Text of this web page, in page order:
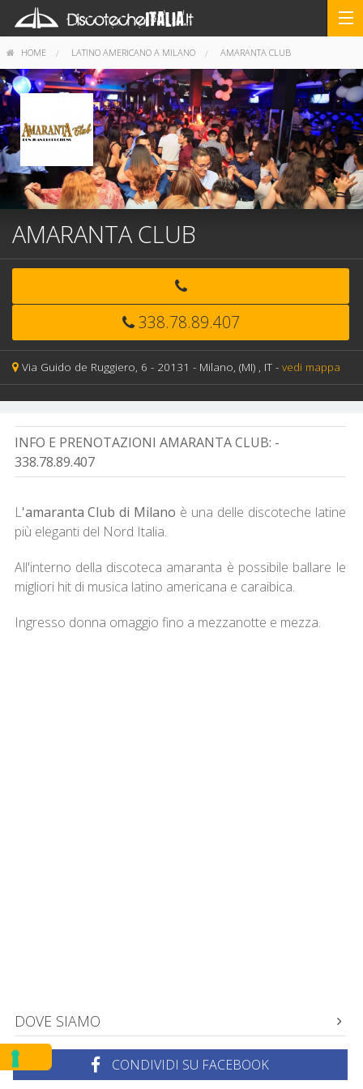
HOME LATINO AMERICANO A MILANO AMARANTA CLUB
AMARANTA CLUB
338.78.89.407
Via Guido de Ruggiero, 6 - 20131 - Milano, (MI) , IT - vedi mappa
INFO E PRENOTAZIONI AMARANTA CLUB:
338.78.89.407
L'amaranta Club di Milano è una delle discoteche latine
più eleganti del Nord Italia.
All'interno della discoteca amaranta è possibile ballare le
migliori hit di musica latino americana e caraibica.
Ingresso donna omaggio fino a mezzanotte e mezza.
DOVE SIAMO
CONDIVIDI SU FACEBOOK